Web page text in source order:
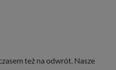
też na odwrót. Nasze